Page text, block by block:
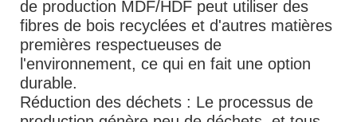
de production MDF/HDF peut utiliser des
fibres de bois recyclées et d'autres matières
premières respectueuses de
l'environnement, ce qui en fait une option
durable.
Réduction des déchets : Le processus de